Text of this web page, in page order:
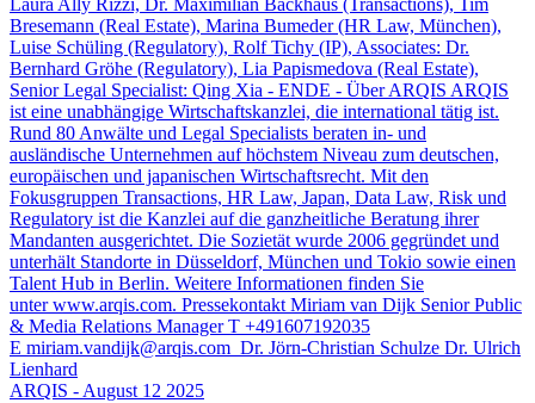
Laura Ally Rizzi, Dr. Maximilian Backhaus (Transactions), Tim
Bresemann (Real Estate), Marina Bumeder (HR Law, München),
Luise Schüling (Regulatory), Rolf Tichy (IP), Associates: Dr.
Bernhard Gröhe (Regulatory), Lia Papismedova (Real Estate),
Senior Legal Specialist: Qing Xia - ENDE - Über ARQIS ARQIS
ist eine unabhängige Wirtschaftskanzlei, die international tätig ist.
Rund 80 Anwälte und Legal Specialists beraten in- und
ausländische Unternehmen auf höchstem Niveau zum deutschen,
europäischen und japanischen Wirtschaftsrecht. Mit den
Fokusgruppen Transactions, HR Law, Japan, Data Law, Risk und
Regulatory ist die Kanzlei auf die ganzheitliche Beratung ihrer
Mandanten ausgerichtet. Die Sozietät wurde 2006 gegründet und
unterhält Standorte in Düsseldorf, München und Tokio sowie einen
Talent Hub in Berlin. Weitere Informationen finden Sie
unter www.arqis.com. Pressekontakt Miriam van Dijk Senior Public
& Media Relations Manager T +491607192035
E miriam.vandijk@arqis.com Dr. Jörn-Christian Schulze Dr. Ulrich
Lienhard
ARQIS - August 12 2025